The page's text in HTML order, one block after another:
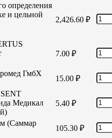
определения
и цельной
2,426.60 ₽
7.00 ₽
ГмбХ
15.00 ₽
Медикал
5.40 ₽
(Саммар
105.30 ₽